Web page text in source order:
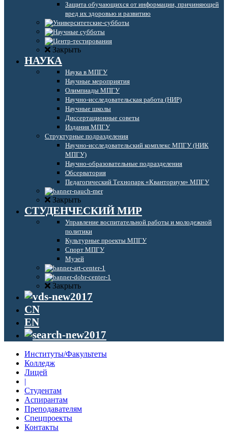
Защита обучающихся от информации, причиняющей
вред их здоровью и развитию
Закрыть
НАУКА
Наука в МПГУ
Научные мероприятия
Олимпиады МПГУ
Научно-исследовательская работа (НИР)
Научные школы
Диссертационные советы
Издания МПГУ
Структурные подразделения
Научно-исследовательский комплекс МПГУ (НИК
МПГУ)
Научно-образовательные подразделения
Обсерватория
Педагогический Технопарк «Кванториум» МПГУ
Закрыть
СТУДЕНЧЕСКИЙ МИР
Управление воспитательной работы и молодежной
политики
Культурные проекты МПГУ
Спорт МПГУ
Музей
Закрыть
CN
EN
Институты/Факультеты
Колледж
Лицей
|
Студентам
Аспирантам
Преподавателям
Спецпроекты
Контакты